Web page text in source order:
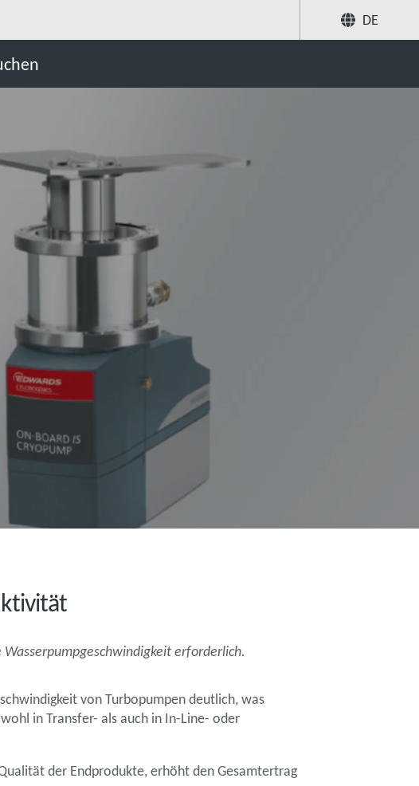
DE
erforderlich.
von Turbopumpen deutlich, was
in Transfer- als auch in In-Line- oder
der Endprodukte, erhöht den Gesamtertrag